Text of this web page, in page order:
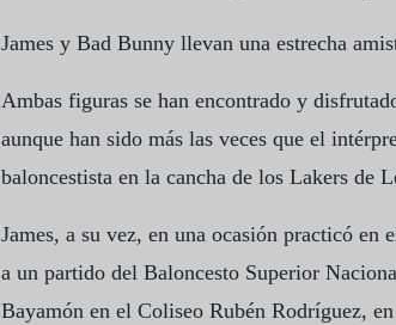
James y Bad Bunny llevan una estrecha
Ambas figuras se han encontrado y
aunque han sido más las veces que el
baloncestista en la cancha de los Lakers de
James, a su vez, en una ocasión practicó
a un partido del Baloncesto Superior
Bayamón en el Coliseo Rubén Rodríguez,